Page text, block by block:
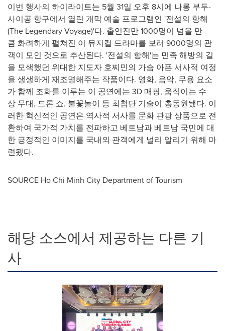
이번 행사의 하이라이트는 5월 31일 오후 8시에 나롱 부두-
사이공 항구에서 열린 개막 예술 프로그램인 '전설의 항해
(The Legendary Voyage)'다. 출연진만 1000명이 넘을 만
큼 화려하게 펼쳐진 이 뮤지컬 드라마를 보러 9000명의 관
객이 모인 것으로 추산된다. '전설의 항해'는 민족 해방의 길
을 모색했던 위대한 지도자 호찌민의 가슴 아픈 서사적 여정
을 생생하게 재조명해주는 작품이다. 영화, 음악, 무용 요소
가 함께 조화를 이루는 이 공연에는 3D 매핑, 움직이는 수
상 무대, 드론 쇼, 불꽃놀이 등 최첨단 기술이 총동원됐다. 이
러한 혁신적인 공연은 역사적 서사를 문화 관광 상품으로 전
환하여 국가적 가치를 전파하고 베트남과 베트남 국민에 대
한 긍정적인 이미지를 국내외 관객에게 널리 알리기 위해 마
련됐다.
SOURCE Ho Chi Minh City Department of Tourism
해당 소스에서 제공하는 다른 기
사